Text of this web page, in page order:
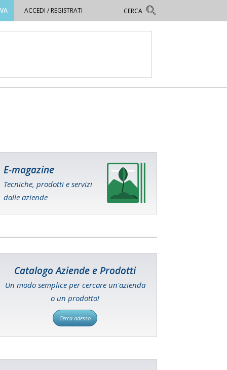
ACCEDI / REGISTRATI
E-magazine
Tecniche, prodotti e servizi
dalle aziende
Catalogo Aziende e Prodotti
Un modo semplice per cercare un'azienda
o un prodotto!
Cerca adesso